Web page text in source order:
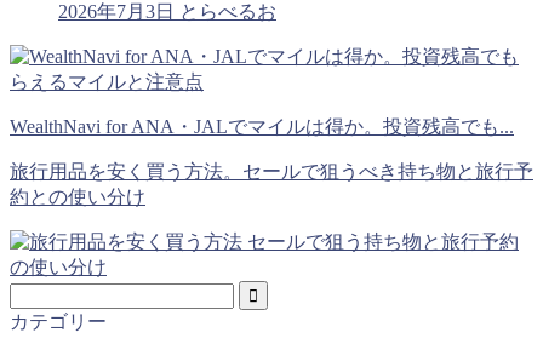
2026年7月3日 とらべるお
WealthNavi for ANA・JALでマイルは得か。投資残高でも...
旅行用品を安く買う方法。セールで狙うべき持ち物と旅行予
約との使い分け
カテゴリー